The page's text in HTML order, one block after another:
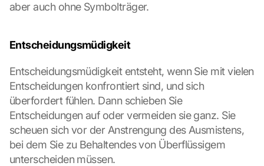
aber auch ohne Symbolträger.
Entscheidungsmüdigkeit
Entscheidungsmüdigkeit entsteht, wenn Sie mit vielen
Entscheidungen konfrontiert sind, und sich
überfordert fühlen. Dann schieben Sie
Entscheidungen auf oder vermeiden sie ganz. Sie
scheuen sich vor der Anstrengung des Ausmistens,
bei dem Sie zu Behaltendes von Überflüssigem
unterscheiden müssen.